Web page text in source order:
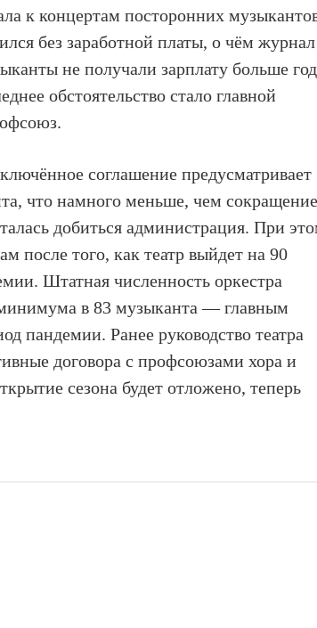
к концертам посторонних
без заработной платы, о чём журнал
не получали зарплату больше
обстоятельство стало главной
соглашение предусматривает
что намного меньше, чем
добиться администрация. При
после того, как театр выйдет на 90
Штатная численность оркестра
в 83 музыканта — главным
пандемии. Ранее руководство театра
договора с профсоюзами хора и
сезона будет отложено, теперь